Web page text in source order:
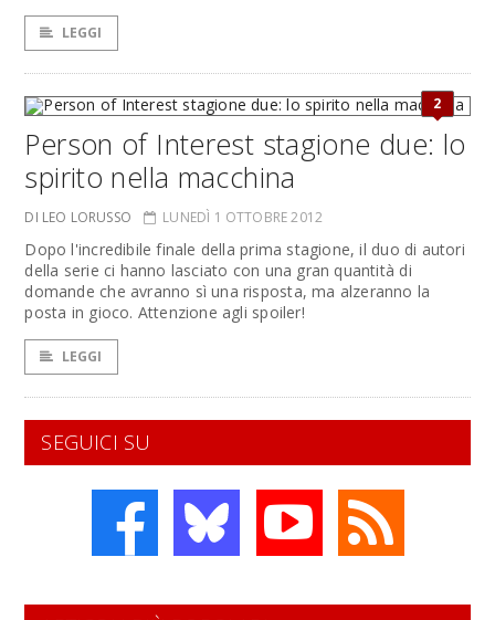
LEGGI
2
Person of Interest stagione due: lo
spirito nella macchina
DI LEO LORUSSO LUNEDÌ 1 OTTOBRE 2012
Dopo l'incredibile finale della prima stagione, il duo di autori
della serie ci hanno lasciato con una gran quantità di
domande che avranno sì una risposta, ma alzeranno la
posta in gioco. Attenzione agli spoiler!
LEGGI
SEGUICI SU